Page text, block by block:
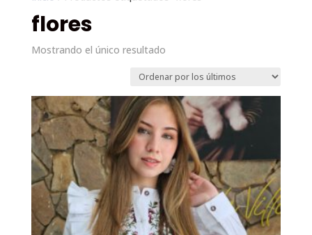
flores
Mostrando el único resultado